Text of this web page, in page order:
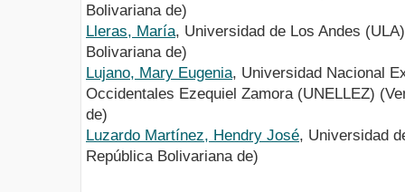
Bolivariana de)
Lleras, María, Universidad de Los Andes
Bolivariana de)
Lujano, Mary Eugenia, Universidad Nacional
Occidentales Ezequiel Zamora (UNELLEZ)
de)
Luzardo Martínez, Hendry José, Universidad
República Bolivariana de)